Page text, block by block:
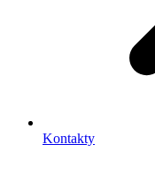
Kontakty